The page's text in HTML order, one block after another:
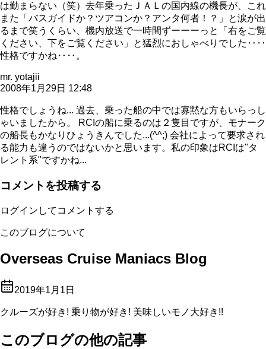
は勤まらない（笑）去年乗ったＪＡＬの国内線の機長が、これ
また「バスガイドか？ツアコンか？アンタ何者！？」と涙が出
るまで笑うくらい、機内放送で一時間ずーーーっと「右をご覧
ください、下をご覧ください」と猛烈におしゃべりでした‥‥
性格ですかね‥‥。
mr. yotajii
2008年1月29日 12:48
性格でしょうね... 過去、乗った船の中では寡黙な方もいらっし
ゃいましたから。 RCIの船に乗るのは２隻目ですが、モナーク
の船長もかなりひょうきんでした...(^^;) 会社によって要求され
る能力も違うのではないかと思います。私の印象はRCIは"タ
レント系"ですかね...
コメントを投稿する
ログインしてコメントする
このブログについて
Overseas Cruise Maniacs Blog
2019年1月1日
クルーズが好き! 乗り物が好き! 美味しいモノ大好き!!
このブログの他の記事